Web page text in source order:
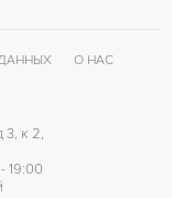
О НАС
3, к 2,
19:00